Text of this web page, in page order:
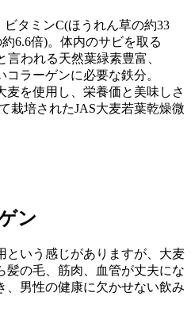
ビタミンC(ほうれん草の約33
6.6倍)。体内のサビを取る
われる天然葉緑素豊富、
ラーゲンに必要な鉄分。
麦を使用し、栄養価と美味しさ
栽培されたJAS大麦若葉乾燥微
ン
という感じがありますが、大麦
髪の毛、筋肉、血管が丈夫にな
、男性の健康に欠かせない飲み